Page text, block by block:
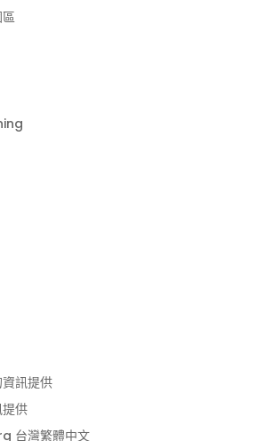
訊提供
供
台灣繁體中文